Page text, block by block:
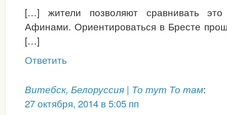
[…] жители позволяют сравнивать
Афинами. Ориентироваться в Бресте
[…]
Ответить
Витебск, Белоруссия | То тут То там:
27 октября, 2014 в 5:05 пп